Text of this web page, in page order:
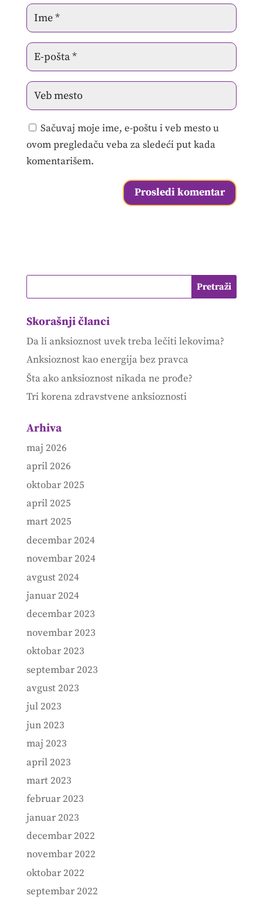
Sačuvaj moje ime, e-poštu i veb mesto u
ovom pregledaču veba za sledeći put kada
komentarišem.
Skorašnji članci
Da li anksioznost uvek treba lečiti lekovima?
Anksioznost kao energija bez pravca
Šta ako anksioznost nikada ne prođe?
Tri korena zdravstvene anksioznosti
Arhiva
maj 2026
april 2026
oktobar 2025
april 2025
mart 2025
decembar 2024
novembar 2024
avgust 2024
januar 2024
decembar 2023
novembar 2023
oktobar 2023
septembar 2023
avgust 2023
jul 2023
jun 2023
maj 2023
april 2023
mart 2023
februar 2023
januar 2023
decembar 2022
novembar 2022
oktobar 2022
septembar 2022